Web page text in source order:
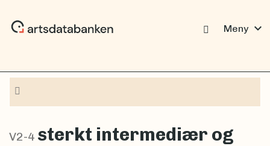
Meny expand_more
V2-4 sterkt intermediær og